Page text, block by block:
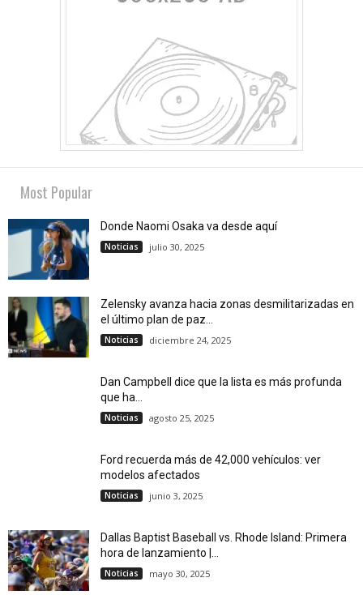
Most Popular
Donde Naomi Osaka va desde aquí
Noticias julio 30, 2025
Zelensky avanza hacia zonas desmilitarizadas en
el último plan de paz...
Noticias diciembre 24, 2025
Dan Campbell dice que la lista es más profunda
que ha...
Noticias agosto 25, 2025
Ford recuerda más de 42,000 vehículos: ver
modelos afectados
Noticias junio 3, 2025
Dallas Baptist Baseball vs. Rhode Island: Primera
hora de lanzamiento |...
Noticias mayo 30, 2025